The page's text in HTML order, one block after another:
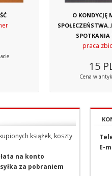
O KONDYCJĘ
SPOTKANIA
praca
15
Cena w
książek, koszty
na konto
za pobraniem
E-